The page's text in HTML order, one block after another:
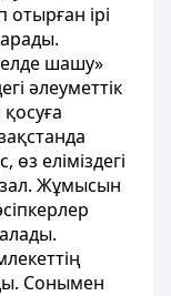
ірі
шашу»
әлеуметтік
еліміздегі
Жұмысын
Сонымен